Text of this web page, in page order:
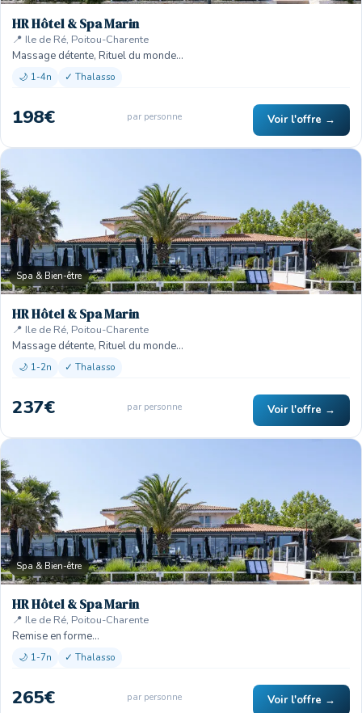
HR Hôtel & Spa Marin
📍 Ile de Ré, Poitou-Charente
Massage détente, Rituel du monde…
🌙 1-4n ✓ Thalasso
198€ par personne Voir l'offre →
Spa & Bien-être
HR Hôtel & Spa Marin
📍 Ile de Ré, Poitou-Charente
Massage détente, Rituel du monde…
🌙 1-2n ✓ Thalasso
237€ par personne Voir l'offre →
Spa & Bien-être
HR Hôtel & Spa Marin
📍 Ile de Ré, Poitou-Charente
Remise en forme…
🌙 1-7n ✓ Thalasso
265€ par personne Voir l'offre →